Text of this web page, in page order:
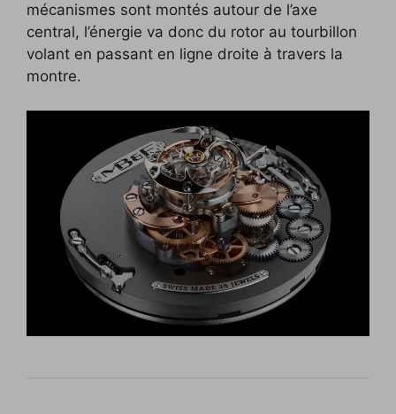
mécanismes sont montés autour de l’axe
central, l’énergie va donc du rotor au tourbillon
volant en passant en ligne droite à travers la
montre.